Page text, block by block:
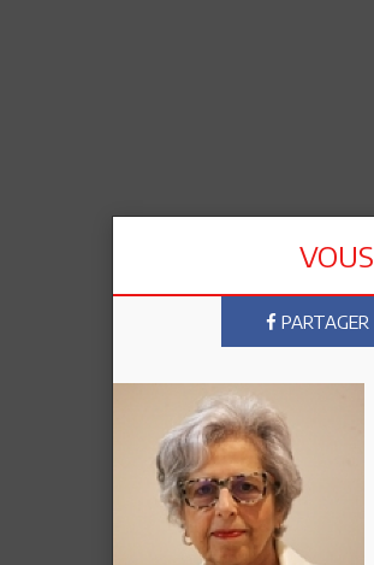
PARTAGER